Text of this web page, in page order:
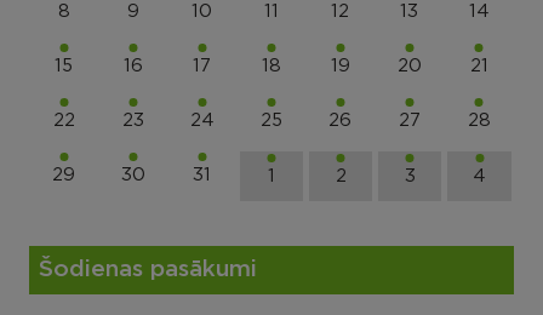
8 9 10 11 12 13 14
15 16 17 18 19 20 21
22 23 24 25 26 27 28
29 30 31 1 2 3 4
Šodienas pasākumi